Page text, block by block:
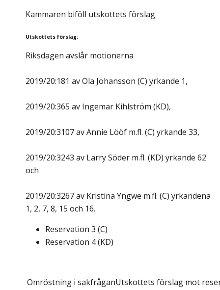
Kammaren biföll utskottets förslag
Utskottets förslag:
Riksdagen avslår motionerna
2019/20:181 av Ola Johansson (C) yrkande 1,
2019/20:365 av Ingemar Kihlström (KD),
2019/20:3107 av Annie Lööf m.fl. (C) yrkande 33,
2019/20:3243 av Larry Söder m.fl. (KD) yrkande 62
och
2019/20:3267 av Kristina Yngwe m.fl. (C) yrkandena
1, 2, 7, 8, 15 och 16.
Reservation 3 (C)
Reservation 4(KD)
Omröstning i sakfråganUtskottets förslag mot